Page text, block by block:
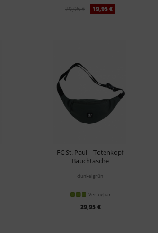
29,95 € 19,95 €
FC St. Pauli - Totenkopf
Bauchtasche
dunkelgrün
Verfügbar
29,95 €